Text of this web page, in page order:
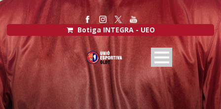
Botiga INTEGRA - UEO